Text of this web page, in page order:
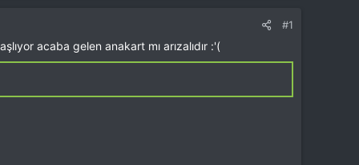
#1
acaba gelen anakart mı arızalıdır :'(